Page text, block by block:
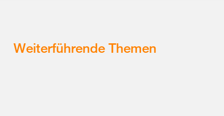
Weiterführende Themen